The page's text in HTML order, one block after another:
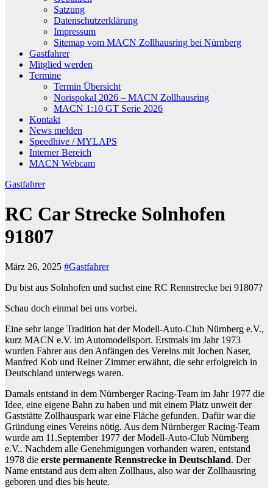
Satzung
Datenschutzerklärung
Impressum
Sitemap vom MACN Zollhausring bei Nürnberg
Gastfahrer
Mitglied werden
Termine
Termin Übersicht
Norispokal 2026 – MACN Zollhausring
MACN 1:10 GT Serie 2026
Kontakt
News melden
Speedhive / MYLAPS
Interner Bereich
MACN Webcam
Gastfahrer
RC Car Strecke Solnhofen
91807
März 26, 2025 #Gastfahrer
Du bist aus Solnhofen und suchst eine RC Rennstrecke bei 91807?
Schau doch einmal bei uns vorbei.
Eine sehr lange Tradition hat der Modell-Auto-Club Nürnberg e.V.,
kurz MACN e.V. im Automodellsport. Erstmals im Jahr 1973
wurden Fahrer aus den Anfängen des Vereins mit Jochen Naser,
Manfred Kob und Reiner Zimmer erwähnt, die sehr erfolgreich in
Deutschland unterwegs waren.
Damals entstand in dem Nürnberger Racing-Team im Jahr 1977 die
Idee, eine eigene Bahn zu haben und mit einem Platz unweit der
Gaststätte Zollhauspark war eine Fläche gefunden. Dafür war die
Gründung eines Vereins nötig. Aus dem Nürnberger Racing-Team
wurde am 11.September 1977 der Modell-Auto-Club Nürnberg
e.V.. Nachdem alle Genehmigungen vorhanden waren, entstand
1978 die erste permanente Rennstrecke in Deutschland. Der
Name entstand aus dem alten Zollhaus, also war der Zollhausring
geboren und dies bis heute.